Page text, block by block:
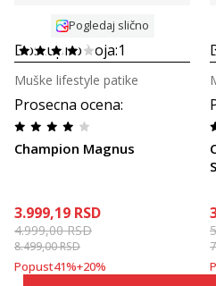
Pogledaj slično
Dostupno boja:1
Prosecna ocena:
Champion Magnus
Muške lifestyle patike
3.999,19 RSD
4.999,00RSD
8.499,00RSD
Popust41%+20%